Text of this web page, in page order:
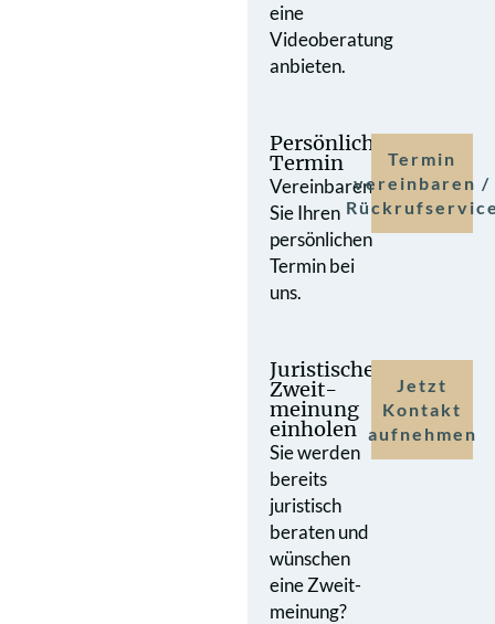
eine
Videoberatung
anbieten.
Persönlicher
Termin
Vereinbaren
Sie Ihren
persönlichen
Termin bei
uns.
Termin
vereinbaren /
Juristische
Zweit­
meinung
einholen
Sie werden
bereits
juristisch
beraten und
wünschen
eine Zweit­
meinung?
Jetzt
Kontakt
aufnehmen